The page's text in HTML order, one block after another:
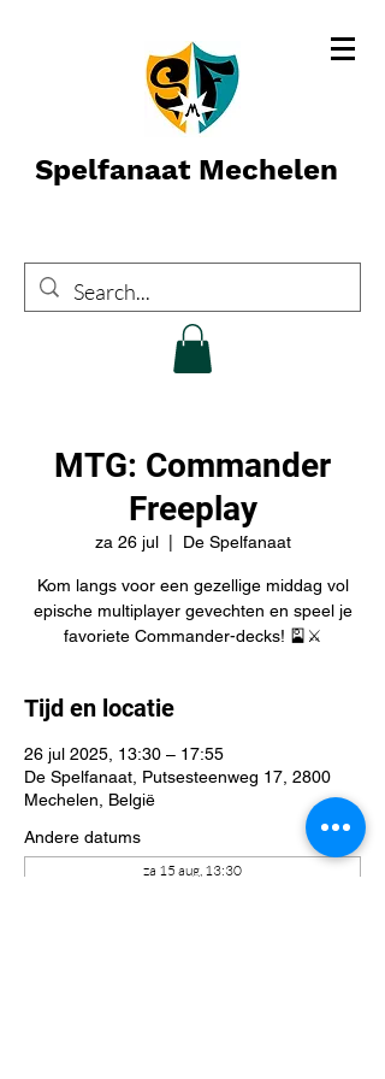
Spelfanaat Mechelen
MTG: Commander
Freeplay
za 26 jul
  |
De Spelfanaat
Kom langs voor een gezellige middag vol
epische multiplayer gevechten en speel je
favoriete Commander-decks! 🎴⚔️
Tijd en locatie
26 jul 2025, 13:30 – 17:55
De Spelfanaat, Putsesteenweg 17, 2800
Mechelen, België
Andere datums
za 15 aug, 13:30